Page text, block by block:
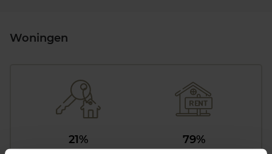
Woningen
21%
79%